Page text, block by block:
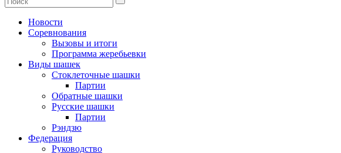
Новости
Соревнования
Вызовы и итоги
Программа жеребьевки
Виды шашек
Стоклеточные шашки
Партии
Обратные шашки
Русские шашки
Партии
Рэндзю
Федерация
Руководство